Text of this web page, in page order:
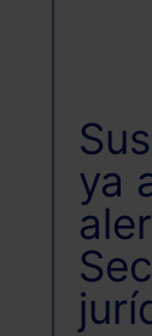
ya